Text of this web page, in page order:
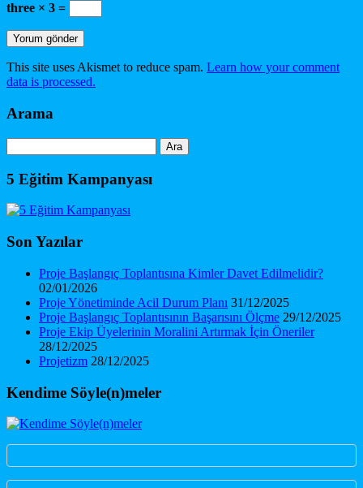
three × 3 =
This site uses Akismet to reduce spam. Learn how your comment
data is processed.
Arama
5 Eğitim Kampanyası
Son Yazılar
Proje Başlangıç Toplantısına Kimler Davet Edilmelidir?
02/01/2026
Proje Yönetiminde Acil Durum Planı 31/12/2025
Proje Başlangıç Toplantısının Başarısını Ölçme 29/12/2025
Proje Ekip Üyelerinin Moralini Artırmak İçin Öneriler
28/12/2025
Projetizm 28/12/2025
Kendime Söyle(n)meler